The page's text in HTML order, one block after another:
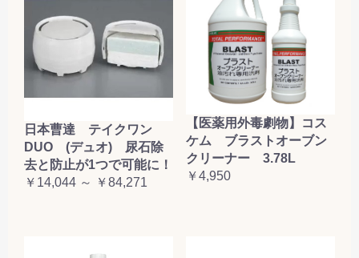
日本曹達 テイクワン
DUO (デュオ) 尿石除
去と防止が1つで可能に！
￥14,044 ～ ￥84,271
【医薬用外毒劇物】コス
ケム ブラストオーブン
クリーナー 3.78L
￥4,950